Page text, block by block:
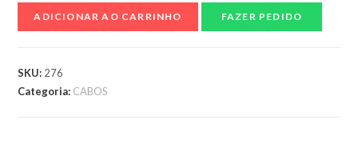
ADICIONAR AO CARRINHO FAZER PEDIDO
SKU: 276
Categoria: CABOS